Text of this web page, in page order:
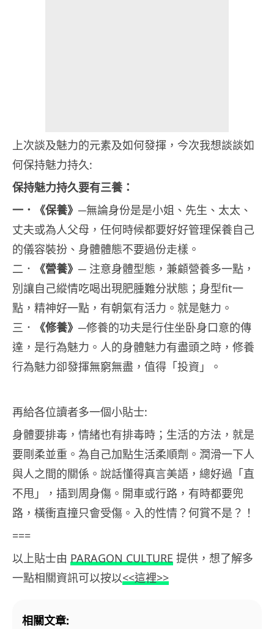
上次談及魅力的元素及如何發揮，今次我想談談如
何保持魅力持久:
保持魅力持久要有三養：
一．《保養》 ─無論身份是是小姐、先生、太太、
丈夫或為人父母，任何時候都要好好管理保養自己
的儀容裝扮、身體體態不要過份走樣。
二．
《營養》 ─ 注意身體型態，兼顧營養多一點，
別讓自己縱情吃喝出現肥腫難分狀態；身型fit一
點，精神好一點，有朝氣有活力。就是魅力。
三．
《修養》 ─修養的功夫是行住坐卧身口意的傳
達，是行為魅力。人的身體魅力有盡頭之時，修養
行為魅力卻發揮無窮無盡，值得「投資」。
再給各位讀者多一個小貼士:
身體要排毒，情緒也有排毒時；生活的方法，就是
要剛柔並重。為自己加點生活柔順劑。潤滑一下人
與人之間的關係。說話懂得真言美語，總好過「直
不甩」，插到周身傷。開車或行路，有時都要兜
路，橫衝直撞只會受傷。入的性情？何賞不是？！
===
以上貼士由 PARAGON CULTURE 提供，想了解多
一點相關資訊可以按以<<這裡>>
相關文章: